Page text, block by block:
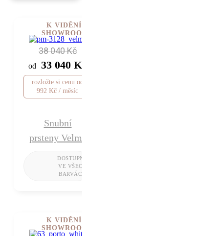
38 040 Kč
od 33 040 Kč
rozložte si cenu od
992 Kč / měsíc
Snubní
prsteny Velma
K VIDĚNÍ V
SHOWROOMU
K VIDĚNÍ V
SHOWROOMU